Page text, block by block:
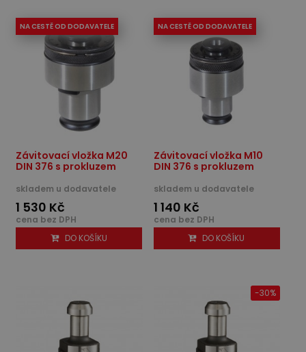
NA CESTĚ OD DODAVATELE
Závitovací vložka M20
DIN 376 s prokluzem
skladem u dodavatele
1 530 Kč
cena bez DPH
DO KOŠÍKU
NA CESTĚ OD DODAVATELE
Závitovací vložka M10
DIN 376 s prokluzem
skladem u dodavatele
1 140 Kč
cena bez DPH
DO KOŠÍKU
-30%